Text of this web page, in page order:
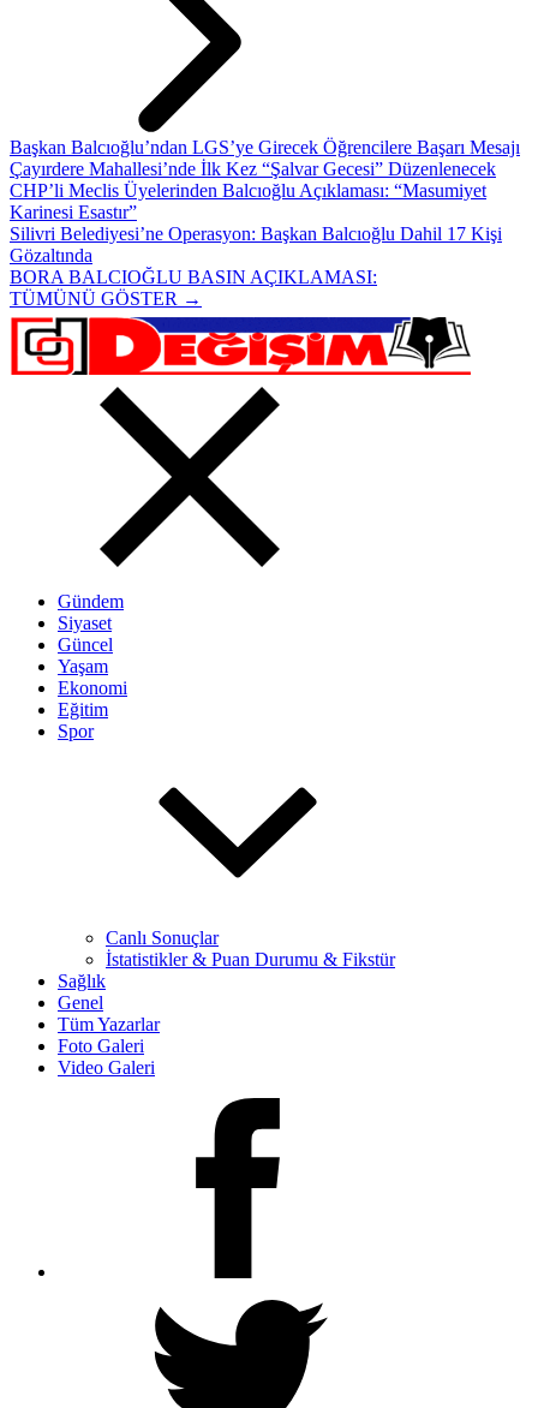
Başkan Balcıoğlu’ndan LGS’ye Girecek Öğrencilere Başarı Mesajı
Çayırdere Mahallesi’nde İlk Kez “Şalvar Gecesi” Düzenlenecek
CHP’li Meclis Üyelerinden Balcıoğlu Açıklaması: “Masumiyet
Karinesi Esastır”
Silivri Belediyesi’ne Operasyon: Başkan Balcıoğlu Dahil 17 Kişi
Gözaltında
BORA BALCIOĞLU BASIN AÇIKLAMASI:
TÜMÜNÜ GÖSTER →
Gündem
Siyaset
Güncel
Yaşam
Ekonomi
Eğitim
Spor
Canlı Sonuçlar
İstatistikler & Puan Durumu & Fikstür
Sağlık
Genel
Tüm Yazarlar
Foto Galeri
Video Galeri